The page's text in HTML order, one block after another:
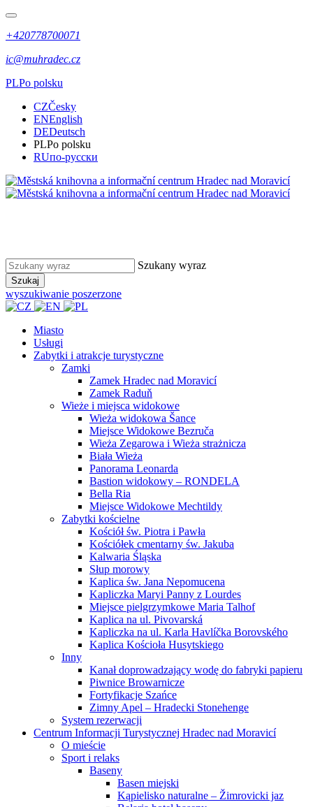
+420778700071
ic@muhradec.cz
PLPo polsku
CZČesky
ENEnglish
DEDeutsch
PLPo polsku
RUпо-русски
Szukany wyraz
Szukaj
wyszukiwanie poszerzone
Miasto
Usługi
Zabytki i atrakcje turystyczne
Zamki
Zamek Hradec nad Moravicí
Zamek Raduň
Wieże i miejsca widokowe
Wieża widokowa Šance
Miejsce Widokowe Bezruča
Wieża Zegarowa i Wieża strażnicza
Biała Wieża
Panorama Leonarda
Bastion widokowy – RONDELA
Bella Ria
Miejsce Widokowe Mechtildy
Zabytki kościelne
Kościół św. Piotra i Pawła
Kościółek cmentarny św. Jakuba
Kalwaria Śląska
Słup morowy
Kaplica św. Jana Nepomucena
Kapliczka Maryi Panny z Lourdes
Miejsce pielgrzymkowe Maria Talhof
Kaplica na ul. Pivovarská
Kapliczka na ul. Karla Havlíčka Borovského
Kaplica Kościoła Husytskiego
Inny
Kanał doprowadzający wodę do fabryki papieru
Piwnice Browarnicze
Fortyfikacje Szańce
Zimny Apel – Hradecki Stonehenge
System rezerwacji
Centrum Informacji Turystycznej Hradec nad Moravicí
O mieście
Sport i relaks
Baseny
Basen miejski
Kąpielisko naturalne – Žimrovicki jaz